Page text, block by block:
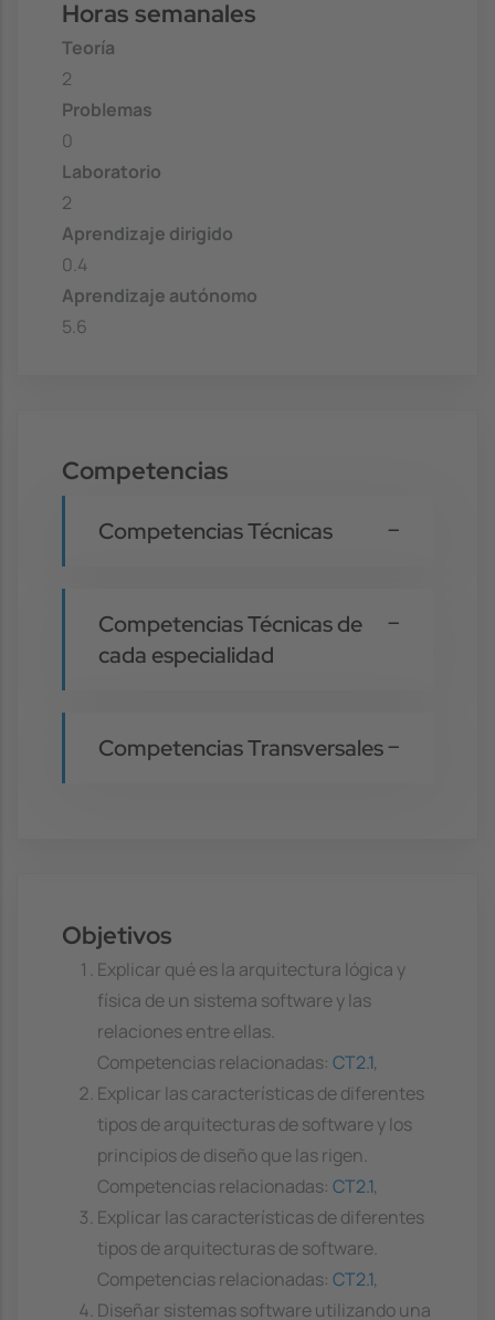
Horas semanales
Teoría
2
Problemas
0
Laboratorio
2
Aprendizaje dirigido
0.4
Aprendizaje autónomo
5.6
Competencias
Competencias Técnicas
Competencias Técnicas de
cada especialidad
Competencias Transversales
Objetivos
Explicar qué es la arquitectura lógica y
física de un sistema software y las
relaciones entre ellas.
Competencias relacionadas: CT2.1,
Explicar las características de diferentes
tipos de arquitecturas de software y los
principios de diseño que las rigen.
Competencias relacionadas: CT2.1,
Explicar las características de diferentes
tipos de arquitecturas de software.
Competencias relacionadas: CT2.1,
Diseñar sistemas software utilizando una